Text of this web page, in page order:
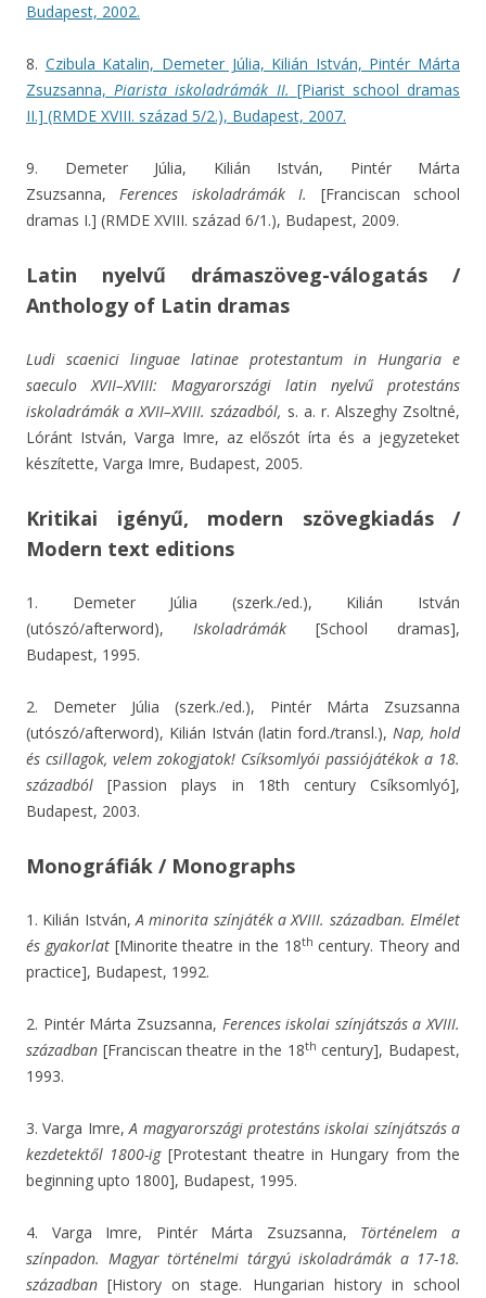
Budapest, 2002.
8. Czibula Katalin, Demeter Júlia, Kilián István, Pintér Márta
Zsuzsanna,Piarista iskoladrámák II. [Piarist school dramas
II.] (RMDE XVIII. század 5/2.), Budapest, 2007.
9. Demeter Júlia, Kilián István, Pintér Márta
Zsuzsanna,Ferences iskoladrámák I.
[Franciscan school
dramas I.] (RMDE XVIII. század 6/1.), Budapest, 2009.
Latin nyelvű drámaszöveg-válogatás /
Anthology of Latin dramas
Ludi scaenici linguae latinae protestantum in Hungaria e
saeculo XVII–XVIII: Magyarországi latin nyelvű protestáns
iskoladrámák a XVII–XVIII. századból, s. a. r. Alszeghy Zsoltné,
Lóránt István, Varga Imre, az előszót írta és a jegyzeteket
készítette, Varga Imre, Budapest, 2005.
Kritikai igényű, modern szövegkiadás /
Modern text editions
1. Demeter Júlia (szerk./ed.), Kilián István
(utószó/afterword), Iskoladrámák
[School dramas],
Budapest, 1995.
2. Demeter Júlia (szerk./ed.), Pintér Márta Zsuzsanna
(utószó/afterword), Kilián István (latin ford./transl.),Nap, hold
és csillagok, velem zokogjatok! Csíksomlyói passiójátékok a 18.
századból
[Passion plays in 18th century Csíksomlyó],
Budapest, 2003.
Monográfiák / Monographs
1. Kilián István,A minorita színjáték a XVIII. században. Elmélet
és gyakorlat [Minorite theatre in the 18th century. Theory and
practice], Budapest, 1992.
2. Pintér Márta Zsuzsanna, Ferences iskolai színjátszás a XVIII.
században [Franciscan theatre in the 18th century], Budapest,
1993.
3. Varga Imre,A magyarországi protestáns iskolai színjátszás a
kezdetektől 1800-ig [Protestant theatre in Hungary from the
beginning upto 1800], Budapest, 1995.
4. Varga Imre, Pintér Márta Zsuzsanna, Történelem a
színpadon. Magyar történelmi tárgyú iskoladrámák a 17-18.
században [History on stage. Hungarian history in school